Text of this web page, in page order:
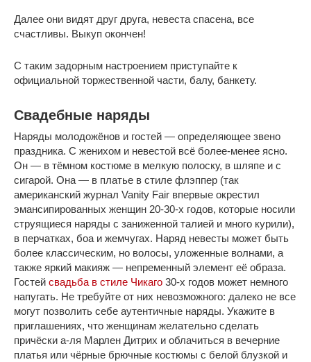
Далее они видят друг друга, невеста спасена, все
счастливы. Выкуп окончен!
С таким задорным настроением приступайте к
официальной торжественной части, балу, банкету.
Свадебные наряды
Наряды молодожёнов и гостей — определяющее звено
праздника. С женихом и невестой всё более-менее ясно.
Он — в тёмном костюме в мелкую полоску, в шляпе и с
сигарой. Она — в платье в стиле флэппер (так
американский журнал Vanity Fair впервые окрестил
эмансипированных женщин 20-30-х годов, которые носили
струящиеся наряды с заниженной талией и много курили),
в перчатках, боа и жемчугах. Наряд невесты может быть
более классическим, но волосы, уложенные волнами, а
также яркий макияж — непременный элемент её образа.
Гостей свадьба в стиле Чикаго 30-х годов может немного
напугать. Не требуйте от них невозможного: далеко не все
могут позволить себе аутентичные наряды. Укажите в
приглашениях, что женщинам желательно сделать
причёски а-ля Марлен Дитрих и облачиться в вечерние
платья или чёрные брючные костюмы с белой блузкой и